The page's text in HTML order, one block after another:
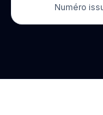
Numéro